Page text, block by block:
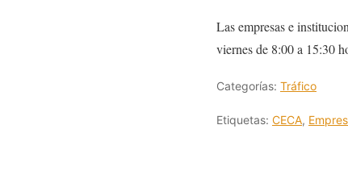
Las empresas e
viernes de 8:00 a 15:30
Categorías: Tráfico
Etiquetas: CECA,